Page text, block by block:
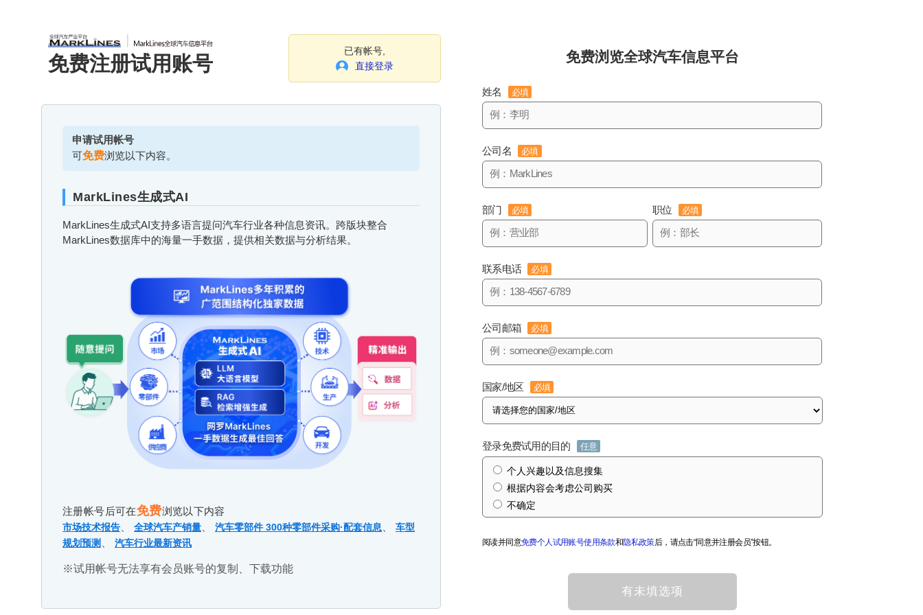
免费注册试用账号
已有帐号,
直接登录
申请试用帐号
可免费浏览以下内容。
MarkLines生成式AI
MarkLines生成式AI支持多语言提问汽车行业各种信息资讯。跨版块整合
MarkLines数据库中的海量一手数据，提供相关数据与分析结果。
注册帐号后可在免费浏览以下内容
市场技术报告 全球汽车产销量 汽车零部件 300种零部件采购·配套信息
车型
规划预测
汽车行业最新资讯
※试用帐号无法享有会员账号的复制、下载功能
免费浏览全球汽车信息平台
姓名 必填
公司名 必填
部门 必填 职位 必填
联系电话 必填
公司邮箱 必填
国家/地区 必填
登录免费试用的目的 任意
个人兴趣以及信息搜集
根据内容会考虑公司购买
不确定
阅读并同意免费个人试用账号使用条款和隐私政策后，请点击“同意并注册会员”按钮。